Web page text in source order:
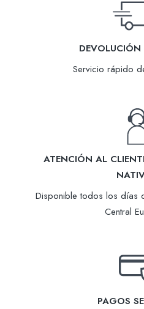
Servicio rápido
ATENCIÓN AL
Disponible todos los días
Central
PAGOS